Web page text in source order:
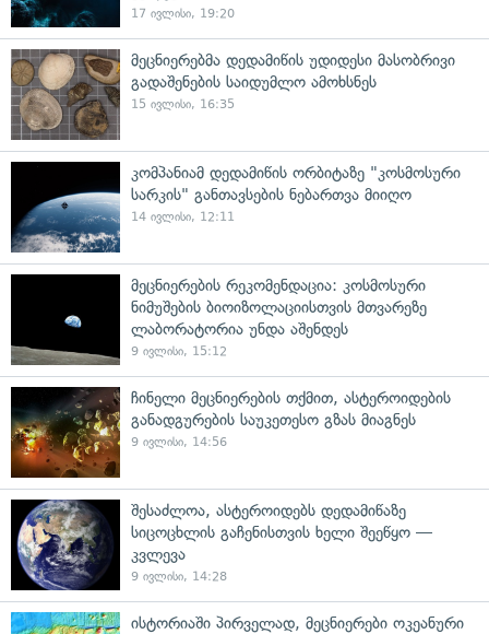
17 ივლისი, 19:20
მეცნიერებმა დედამიწის უდიდესი მასობრივი
გადაშენების საიდუმლო ამოხსნეს
15 ივლისი, 16:35
კომპანიამ დედამიწის ორბიტაზე "კოსმოსური
სარკის" განთავსების ნებართვა მიიღო
14 ივლისი, 12:11
მეცნიერების რეკომენდაცია: კოსმოსური
ნიმუშების ბიოიზოლაციისთვის მთვარეზე
ლაბორატორია უნდა აშენდეს
9 ივლისი, 15:12
ჩინელი მეცნიერების თქმით, ასტეროიდების
განადგურების საუკეთესო გზას მიაგნეს
9 ივლისი, 14:56
შესაძლოა, ასტეროიდებს დედამიწაზე
სიცოცხლის გაჩენისთვის ხელი შეეწყო —
კვლევა
9 ივლისი, 14:28
ისტორიაში პირველად, მეცნიერები ოკეანური